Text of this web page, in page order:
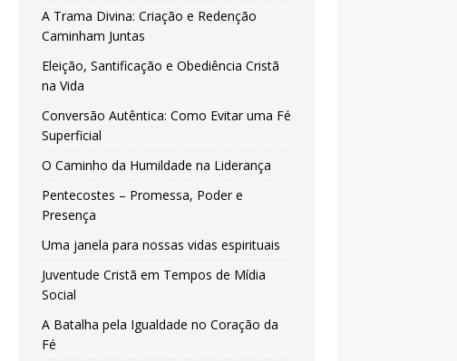
A Trama Divina: Criação e Redenção
Caminham Juntas
Eleição, Santificação e Obediência Cristã
na Vida
Conversão Autêntica: Como Evitar uma Fé
Superficial
O Caminho da Humildade na Liderança
Pentecostes – Promessa, Poder e
Presença
Uma janela para nossas vidas espirituais
Juventude Cristã em Tempos de Mídia
Social
A Batalha pela Igualdade no Coração da
Fé